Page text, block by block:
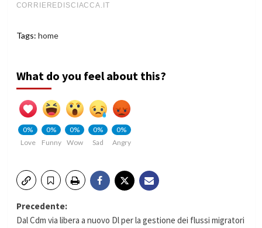
Tags: home
What do you feel about this?
0%
Love
0%
Funny
0%
Wow
0%
Sad
0%
Angry
Navigazione
Precedente:
Dal Cdm via libera a nuovo Dl per la gestione dei flussi migratori